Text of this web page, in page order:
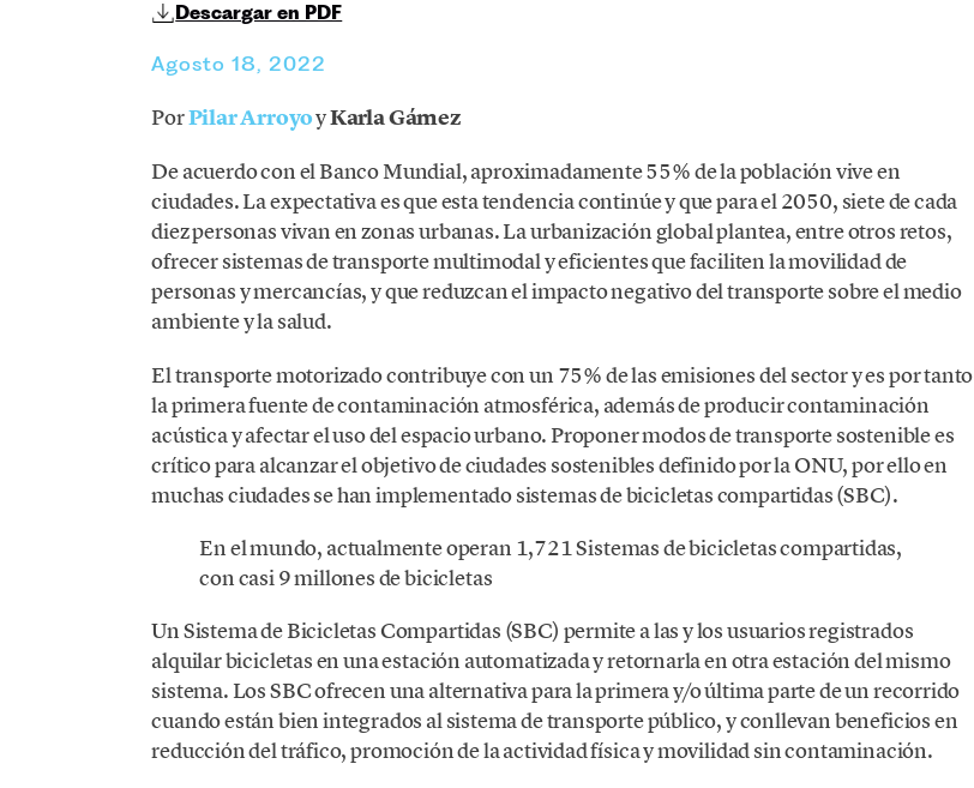
Descargar en PDF
Agosto 18, 2022
PorPilar ArroyoyKarla Gámez
De acuerdo con el Banco Mundial, aproximadamente 55% de la población vive en
ciudades. La expectativa es que esta tendencia continúe y que para el 2050, siete de cada
diez personas vivan en zonas urbanas. La urbanización global plantea, entre otros retos,
ofrecer sistemas de transporte multimodal y eficientes que faciliten la movilidad de
personas y mercancías, y que reduzcan el impacto negativo del transporte sobre el medio
ambiente y la salud.
El transporte motorizado contribuye con un 75% de las emisiones del sector y es por tanto
la primera fuente de contaminación atmosférica, además de producir contaminación
acústica y afectar el uso del espacio urbano. Proponer modos de transporte sostenible es
crítico para alcanzar el objetivo de ciudades sostenibles definido por la ONU, por ello en
muchas ciudades se han implementado sistemas de bicicletas compartidas (SBC).
En el mundo, actualmente operan 1,721 Sistemas de bicicletas compartidas,
con casi 9 millones de bicicletas
Un Sistema de Bicicletas Compartidas (SBC) permite a las y los usuarios registrados
alquilar bicicletas en una estación automatizada y retornarla en otra estación del mismo
sistema. Los SBC ofrecen una alternativa para la primera y/o última parte de un recorrido
cuando están bien integrados al sistema de transporte público, y conllevan beneficios en
reducción del tráfico, promoción de la actividad física y movilidad sin contaminación.